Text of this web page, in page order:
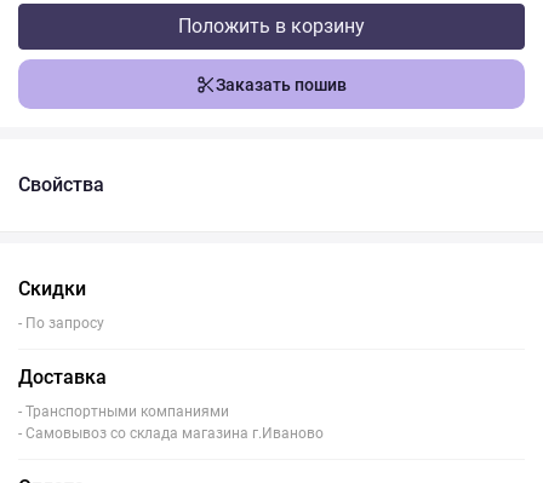
Положить в корзину
Заказать пошив
Свойства
Скидки
- По запросу
Доставка
- Транспортными компаниями
- Самовывоз со склада магазина г.Иваново